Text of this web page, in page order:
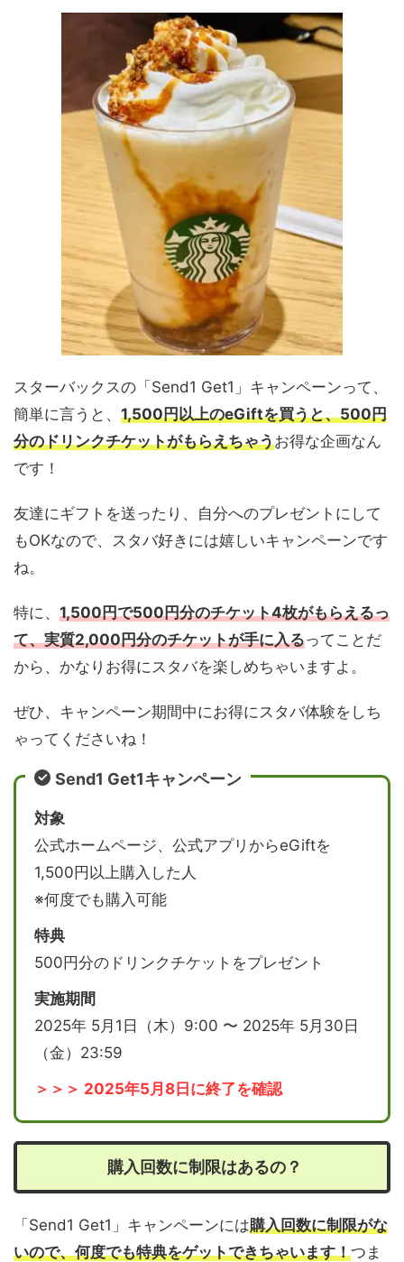
スターバックスの「Send1 Get1」キャンペーンって、
簡単に言うと、 1,500円以上のeGiftを買うと、500円
分のドリンクチケットがもらえちゃうお得な企画なん
です！
友達にギフトを送ったり、自分へのプレゼントにして
もOKなので、スタバ好きには嬉しいキャンペーンです
ね。
特に、 1,500円で500円分のチケット4枚がもらえるっ
て、実質2,000円分のチケットが手に入るってことだ
から、かなりお得にスタバを楽しめちゃいますよ。
ぜひ、キャンペーン期間中にお得にスタバ体験をしち
ゃってくださいね！
Send1 Get1キャンペーン
対象
公式ホームページ、公式アプリからeGiftを
1,500円以上購入した人
※何度でも購入可能
特典
500円分のドリンクチケットをプレゼント
実施期間
2025年 5月1日（木）9:00 〜 2025年 5月30日
（金）23:59
＞＞＞ 2025年5月8日に終了を確認
購入回数に制限はあるの？
「Send1 Get1」キャンペーンには購入回数に制限がな
いので、何度でも特典をゲットできちゃいます！つま